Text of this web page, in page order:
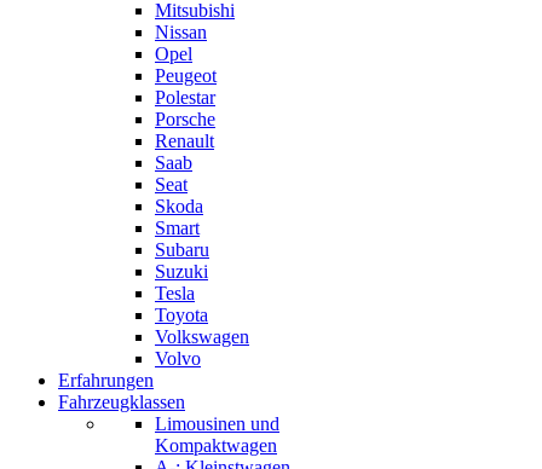
Mitsubishi
Nissan
Opel
Peugeot
Polestar
Porsche
Renault
Saab
Seat
Skoda
Smart
Subaru
Suzuki
Tesla
Toyota
Volkswagen
Volvo
Erfahrungen
Fahrzeugklassen
Limousinen und
Kompaktwagen